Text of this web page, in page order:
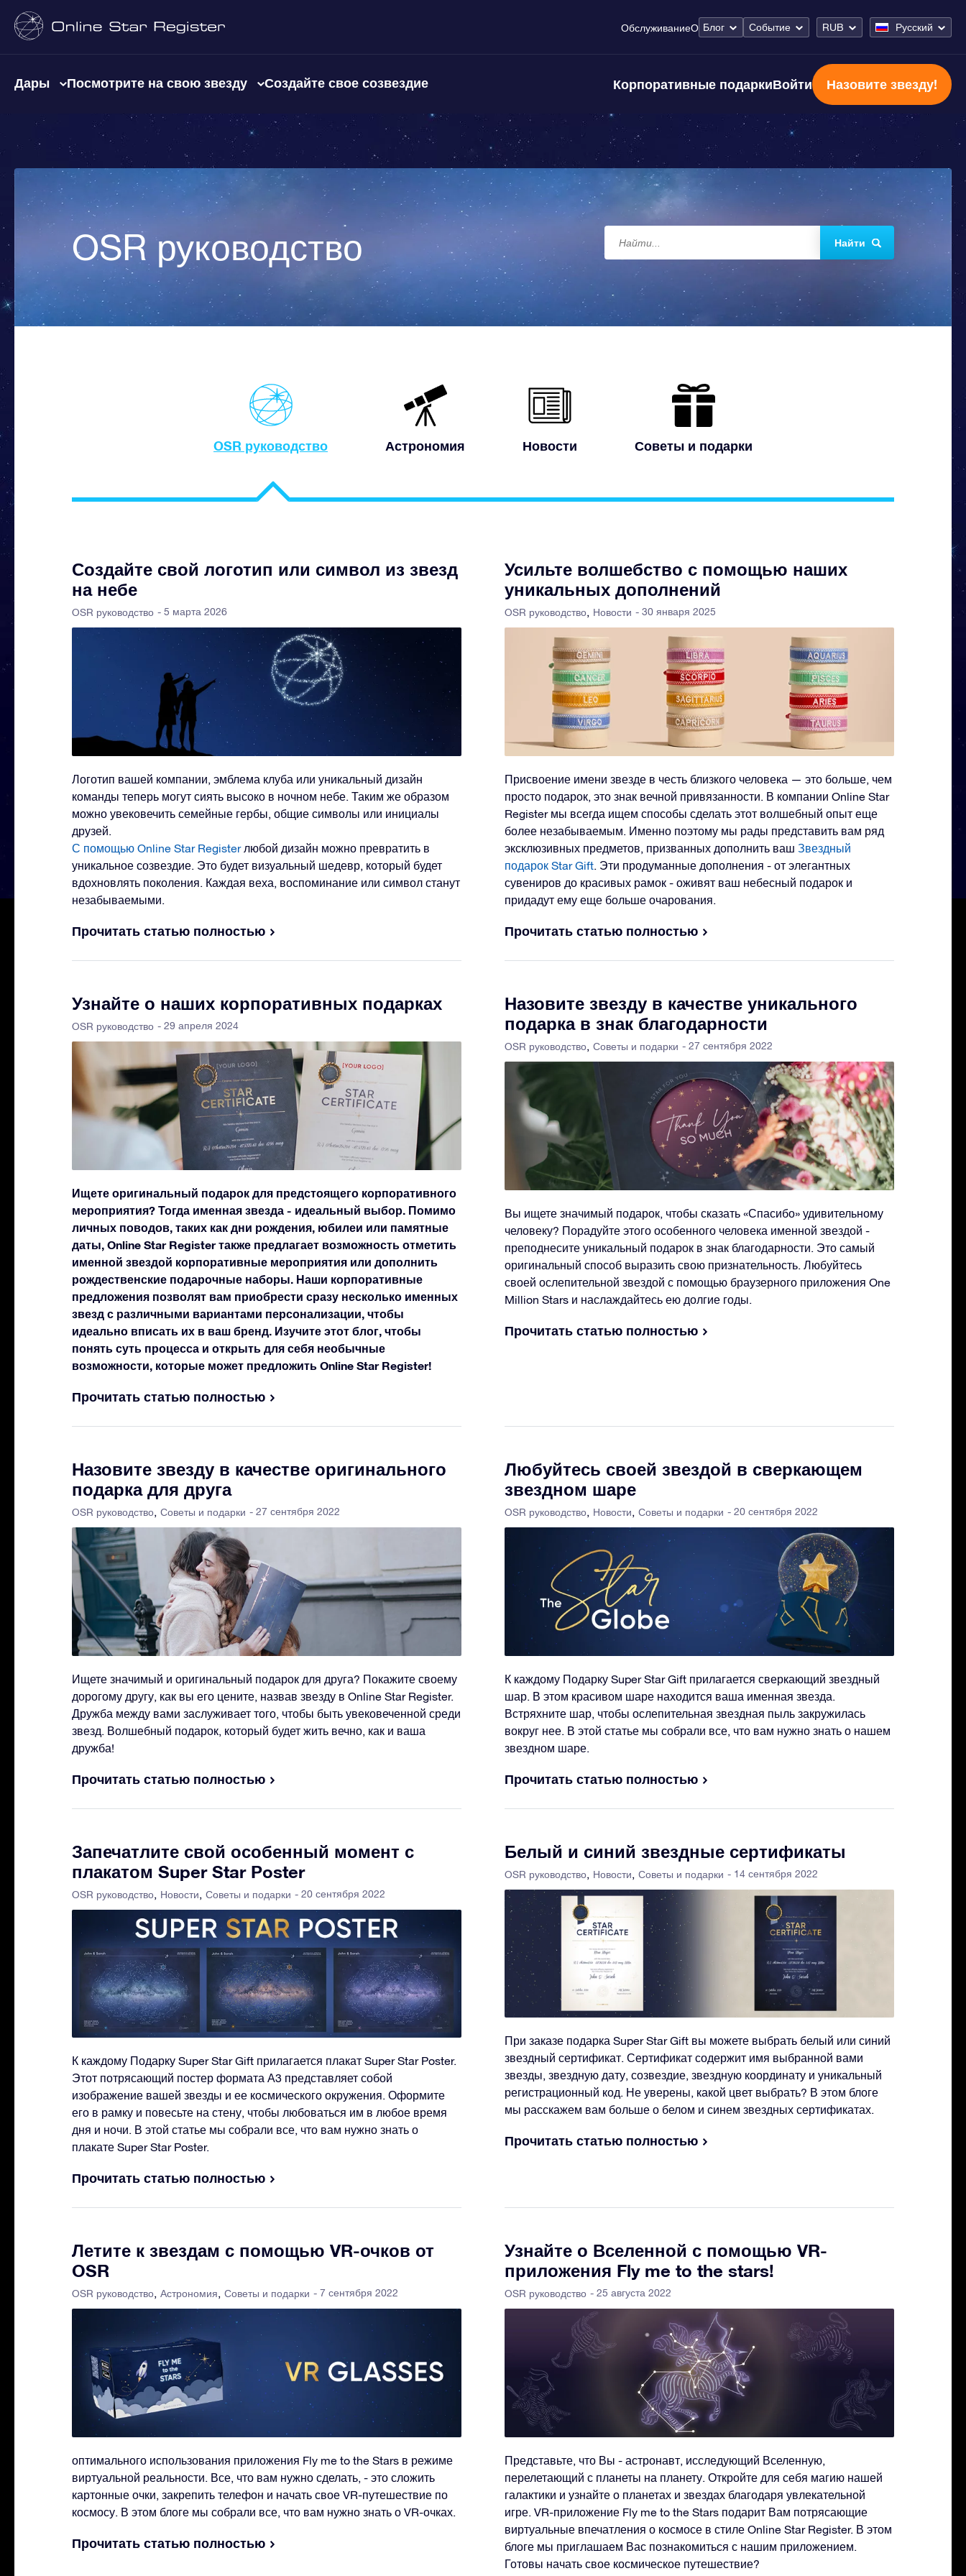
ОбслуживаниеО Блог Событие RUB Русский
Дары Посмотрите на свою звезду Создайте свое созвездие Корпоративные подаркиВойти Назовите звезду!
OSR руководство Найти
OSR руководство Астрономия Новости Советы и подарки
Создайте свой логотип или символ из звезд
на небе
OSR руководство - 5 марта 2026
Логотип вашей компании, эмблема клуба или уникальный дизайн
команды теперь могут сиять высоко в ночном небе. Таким же образом
можно увековечить семейные гербы, общие символы или инициалы
друзей.
С помощью Online Star Registerлюбой дизайн можно превратить в
уникальное созвездие. Это будет визуальный шедевр, который будет
вдохновлять поколения. Каждая веха, воспоминание или символ станут
незабываемыми.
Прочитать статью полностью
Усильте волшебство с помощью наших
уникальных дополнений
OSR руководство Новости - 30 января 2025
Присвоение имени звезде в честь близкого человека — это больше, чем
просто подарок, это знак вечной привязанности. В компании Online Star
Register мы всегда ищем способы сделать этот волшебный опыт еще
более незабываемым. Именно поэтому мы рады представить вам ряд
эксклюзивных предметов, призванных дополнить ваш Звездный
подарок Star Gift. Эти продуманные дополнения - от элегантных
сувениров до красивых рамок - оживят ваш небесный подарок и
придадут ему еще больше очарования.
Прочитать статью полностью
Узнайте о наших корпоративных подарках
OSR руководство - 29 апреля 2024
Ищете оригинальный подарок для предстоящего корпоративного
мероприятия? Тогда именная звезда - идеальный выбор. Помимо
личных поводов, таких как дни рождения, юбилеи или памятные
даты, Online Star Register также предлагает возможность отметить
именной звездой корпоративные мероприятия или дополнить
рождественские подарочные наборы. Наши корпоративные
предложения позволят вам приобрести сразу несколько именных
звезд с различными вариантами персонализации, чтобы
идеально вписать их в ваш бренд. Изучите этот блог, чтобы
понять суть процесса и открыть для себя необычные
возможности, которые может предложить Online Star Register!
Прочитать статью полностью
Назовите звезду в качестве уникального
подарка в знак благодарности
OSR руководство Советы и подарки - 27 сентября 2022
Вы ищете значимый подарок, чтобы сказать «Спасибо» удивительному
человеку? Порадуйте этого особенного человека именной звездой -
преподнесите уникальный подарок в знак благодарности. Это самый
оригинальный способ выразить свою признательность. Любуйтесь
своей ослепительной звездой с помощью браузерного приложения One
Million Stars и наслаждайтесь ею долгие годы.
Прочитать статью полностью
Назовите звезду в качестве оригинального
подарка для друга
OSR руководство Советы и подарки - 27 сентября 2022
Ищете значимый и оригинальный подарок для друга? Покажите своему
дорогому другу, как вы его цените, назвав звезду в Online Star Register.
Дружба между вами заслуживает того, чтобы быть увековеченной среди
звезд. Волшебный подарок, который будет жить вечно, как и ваша
дружба!
Прочитать статью полностью
Любуйтесь своей звездой в сверкающем
звездном шаре
OSR руководство Новости Советы и подарки - 20 сентября 2022
К каждому Подарку Super Star Gift прилагается сверкающий звездный
шар. В этом красивом шаре находится ваша именная звезда.
Встряхните шар, чтобы ослепительная звездная пыль закружилась
вокруг нее. В этой статье мы собрали все, что вам нужно знать о нашем
звездном шаре.
Прочитать статью полностью
Запечатлите свой особенный момент с
плакатом Super Star Poster
OSR руководство Новости Советы и подарки - 20 сентября 2022
К каждому Подарку Super Star Gift прилагается плакат Super Star Poster.
Этот потрясающий постер формата А3 представляет собой
изображение вашей звезды и ее космического окружения. Оформите
его в рамку и повесьте на стену, чтобы любоваться им в любое время
дня и ночи. В этой статье мы собрали все, что вам нужно знать о
плакате Super Star Poster.
Прочитать статью полностью
Белый и синий звездные сертификаты
OSR руководство Новости Советы и подарки - 14 сентября 2022
При заказе подарка Super Star Gift вы можете выбрать белый или синий
звездный сертификат. Сертификат содержит имя выбранной вами
звезды, звездную дату, созвездие, звездную координату и уникальный
регистрационный код. Не уверены, какой цвет выбрать? В этом блоге
мы расскажем вам больше о белом и синем звездных сертификатах.
Прочитать статью полностью
Летите к звездам с помощью VR-очков от
OSR
OSR руководство Астрономия Советы и подарки - 7 сентября 2022
оптимального использования приложения Fly me to the Stars в режиме
виртуальной реальности. Все, что вам нужно сделать, - это сложить
картонные очки, закрепить телефон и начать свое VR-путешествие по
космосу. В этом блоге мы собрали все, что вам нужно знать о VR-очках.
Прочитать статью полностью
Узнайте о Вселенной с помощью VR-
приложения Fly me to the stars!
OSR руководство - 25 августа 2022
Представьте, что Вы - астронавт, исследующий Вселенную,
перелетающий с планеты на планету. Откройте для себя магию нашей
галактики и узнайте о планетах и звездах благодаря увлекательной
игре. VR-приложение Fly me to the Stars подарит Вам потрясающие
виртуальные впечатления о космосе в стиле Online Star Register. В этом
блоге мы приглашаем Вас познакомиться с нашим приложением.
Готовы начать свое космическое путешествие?